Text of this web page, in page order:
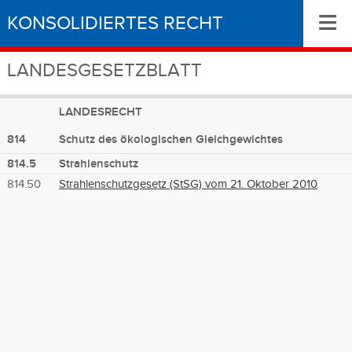
KONSOLIDIERTES RECHT
LANDESGESETZBLATT
≡
LANDESRECHT
814
Schutz des ökologischen Gleichgewichtes
814.5
Strahlenschutz
814.50 Strahlenschutzgesetz (StSG) vom 21. Oktober 2010